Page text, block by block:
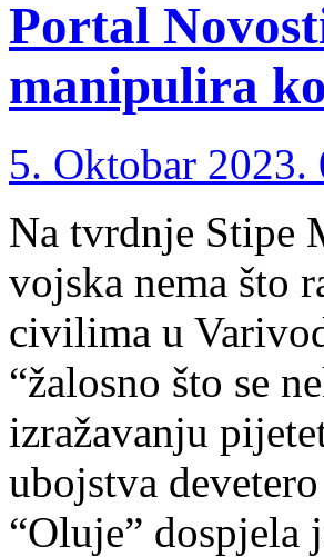
Portal
manipulira
5. Oktobar 2023.
Na tvrdnje Stipe
vojska nema što
civilima u
“žalosno što se
izražavanju
ubojstva
“Oluje”